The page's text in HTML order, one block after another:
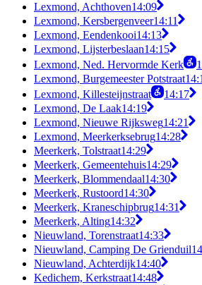
Lexmond, Achthoven14:09
Lexmond, Kersbergenveer14:11
Lexmond, Eendenkooi14:13
Lexmond, Lijsterbeslaan14:15
Lexmond, Ned. Hervormde Kerk
Lexmond, Burgemeester Potstraat
Lexmond, Killesteijnstraat
14:17
Lexmond, De Laak14:19
Lexmond, Nieuwe Rijksweg14:21
Lexmond, Meerkerksebrug14:28
Meerkerk, Tolstraat14:29
Meerkerk, Gemeentehuis14:29
Meerkerk, Blommendaal14:30
Meerkerk, Rustoord14:30
Meerkerk, Kraneschipbrug14:31
Meerkerk, Alting14:32
Nieuwland, Torenstraat14:33
Nieuwland, Camping De Grienduil
Nieuwland, Achterdijk14:40
Kedichem, Kerkstraat14:48